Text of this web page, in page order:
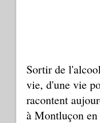
Sortir de
vie, d'une vie
racontent
à Montluçon en